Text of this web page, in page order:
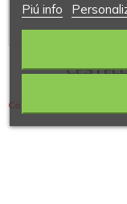
Contiene 5 articoli
Piú info